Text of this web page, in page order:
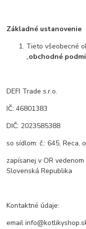
Základné ustanovenie
Tieto všeobecné
„obchodné
DEFI Trade s.r.o.
IČ: 46801383
DIČ: 2023585388
so sídlom: č.: 645, Reca,
zapísanej v OR
Slovenská Republika
Kontaktné údaje:
email